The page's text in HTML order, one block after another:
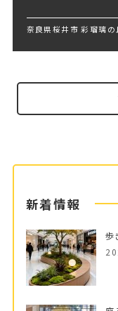
奈良県桜井市 彩瑠璃
新着情報
歩